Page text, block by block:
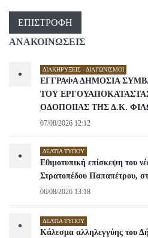
ΕΠΙΣΤΡΟΦΉ
ΑΝΑΚΟΙΝΩΣΕΙΣ
• ΔΙΑΚΗΡΎΞΕΙΣ - ΔΙΑΓΩΝΙΣΜΟΊ
ΕΓΓΡΑΦΑ ΔΗΜΟΣΙΑ
ΤΟΥ
ΟΔΟΠΟΙΙΑΣ ΤΗΣ Δ.Κ.
07/08/2026 12:12
• ΔΕΛΤΊΑ ΤΎΠΟΥ
Εθιμοτυπική επίσκεψη του
Στρατοπέδου Παπαπέτρου,
06/08/2026 13:18
• ΔΕΛΤΊΑ ΤΎΠΟΥ
Κάλεσμα αλληλεγγύης του